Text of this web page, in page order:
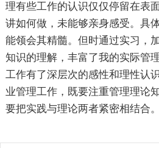
理有些工作的认识仅仅停留在表
讲如何做，未能够亲身感受。具
能领会其精髓。但时通过实习，
知识的理解，丰富了我的实际管
工作有了深层次的感性和理性认
业管理工作，既要注重管理理论
要把实践与理论两者紧密相结合。